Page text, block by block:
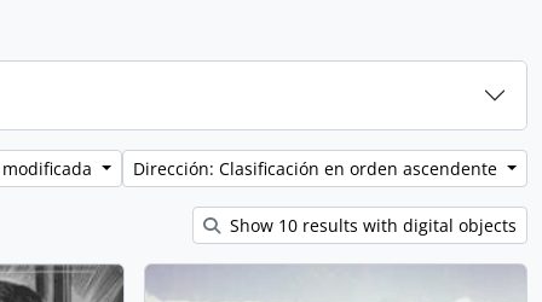
Dirección: Clasificación en orden ascendente
Show 10 results with digital objects